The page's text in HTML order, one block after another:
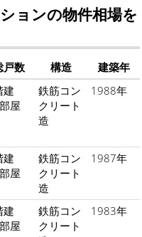
ョンの物件相場を
戸数 構造
建築年
建
屋
鉄筋コン
クリート
造
1988年
建
屋
鉄筋コン
クリート
造
1987年
建
屋
鉄筋コン
クリート
1983年